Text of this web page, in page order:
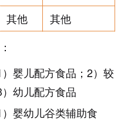
其他
其他
婴儿配方食品；2）较
幼儿配方食品
婴幼儿谷类辅助食